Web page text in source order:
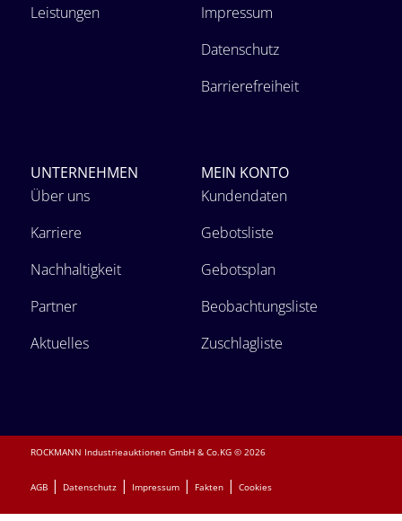
Leistungen
Impressum
Datenschutz
Barrierefreiheit
UNTERNEHMEN
Über uns
Karriere
Nachhaltigkeit
Partner
Aktuelles
MEIN KONTO
Kundendaten
Gebotsliste
Gebotsplan
Beobachtungsliste
Zuschlagliste
ROCKMANN Industrieauktionen GmbH & Co.KG © 2026
AGB| Datenschutz| Impressum| Fakten| Cookies